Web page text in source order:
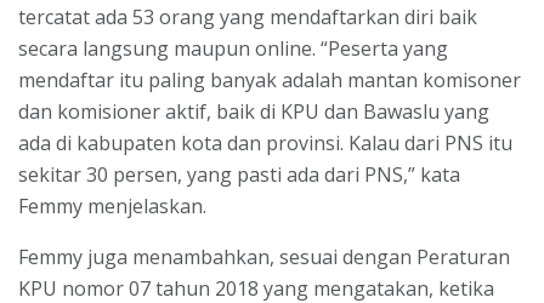
tercatat ada 53 orang yang mendaftarkan diri baik
secara langsung maupun online. “Peserta yang
mendaftar itu paling banyak adalah mantan komisoner
dan komisioner aktif, baik di KPU dan Bawaslu yang
ada di kabupaten kota dan provinsi. Kalau dari PNS itu
sekitar 30 persen, yang pasti ada dari PNS,” kata
Femmy menjelaskan.
Femmy juga menambahkan, sesuai dengan Peraturan
KPU nomor 07 tahun 2018 yang mengatakan, ketika